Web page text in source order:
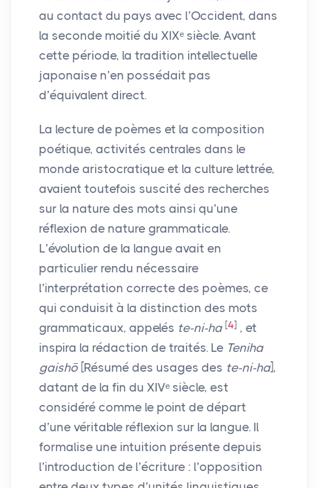
au contact du pays avec l’Occident, dans
la seconde moitié du XIXᵉ siècle. Avant
cette période, la tradition intellectuelle
japonaise n’en possédait pas
d’équivalent direct.
La lecture de poèmes et la composition
poétique, activités centrales dans le
monde aristocratique et la culture lettrée,
avaient toutefois suscité des recherches
sur la nature des mots ainsi qu’une
réflexion de nature grammaticale.
L’évolution de la langue avait en
particulier rendu nécessaire
l’interprétation correcte des poèmes, ce
qui conduisit à la distinction des mots
grammaticaux, appelés te-ni-ha [4] , et
inspira la rédaction de traités. Le Teniha
gaishō [Résumé des usages des te-ni-ha],
datant de la fin du XIVᵉ siècle, est
considéré comme le point de départ
d’une véritable réflexion sur la langue. Il
formalise une intuition présente depuis
l’introduction de l’écriture : l’opposition